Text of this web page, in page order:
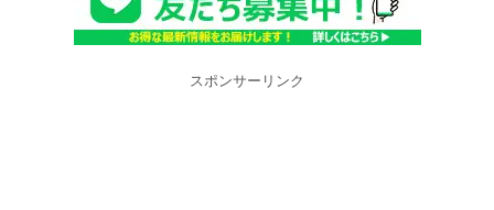
スポンサーリンク